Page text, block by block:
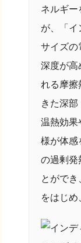
ネルギー
が、「
サイズの
深度が高
れる摩擦
きた深
温熱効果
様が体感
の過剰発
とがで
をはじ